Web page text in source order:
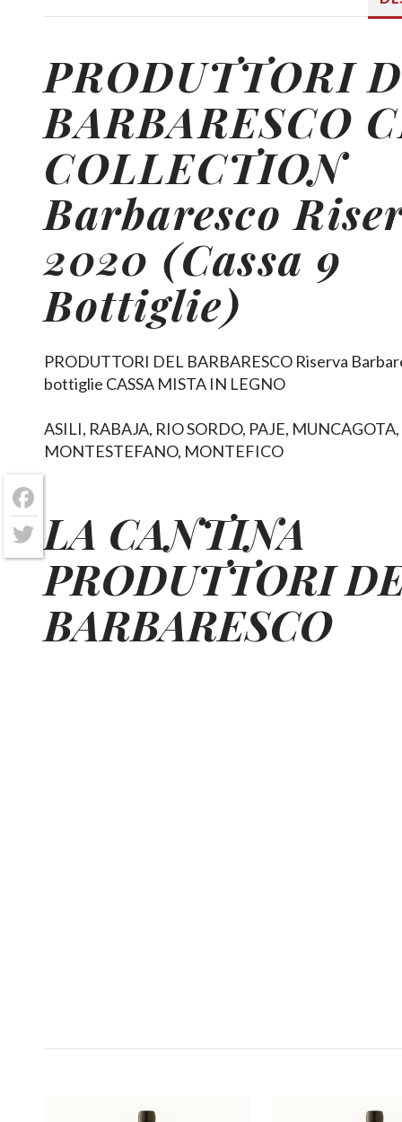
PRODUTTORI
BARBARESCO
COLLECTION
Barbaresco
2020 (Cassa 9
Bottiglie)
PRODUTTORI DEL BARBARESCO Riserva
bottiglie CASSA MISTA IN LEGNO
ASILI, RABAJA, RIO SORDO, PAJE,
MONTESTEFANO, MONTEFICO
LA CANTINA
PRODUTTORI
BARBARESCO
Facebook
Twitter